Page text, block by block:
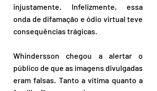
injustamente. Infelizmente, essa
onda de difamação e ódio virtual teve
consequências trágicas.
Whindersson chegou a alertar o
público de que as imagens divulgadas
eram falsas. Tanto a vítima quanto a